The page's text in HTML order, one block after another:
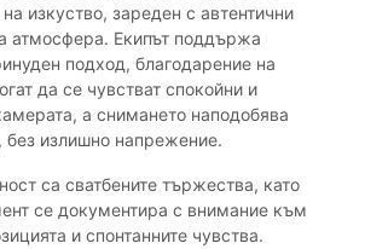
изкуство, зареден с автентични
атмосфера. Екипът поддържа
подход, благодарение на
да се чувстват спокойни и
а снимането наподобява
без излишно напрежение.
са сватбените тържества, като
се документира с внимание към
и спонтанните чувства.